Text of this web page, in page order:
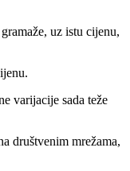
uz istu cijenu,
varijacije sada teže
društvenim mrežama,